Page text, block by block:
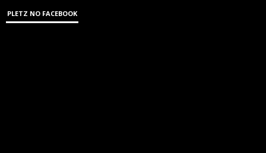
PLETZ NO FACEBOOK